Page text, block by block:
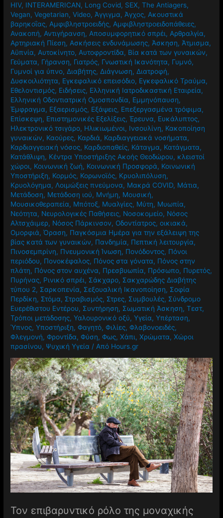
HIV, INTERAMERICAN, Long Covid, SEX,The Antiagers,
Vegan,Vegetarian,Video, Άγγιγμα, Άγχος, Ακουστικά
βαρηκοΐας, Αμφιβληστροειδής, Αμφιβληστροειδοπάθειες,
Ανακοπή, Αντιγήρανση, Αποσυμφορητικό σπρέι, Αρθραλγία,
Αρτηριακή Πίεση, Ασκήσεις ενδυνάμωσης, Άσκηση, Άτμισμα,
Αϋπνία, Αυτοκίνητο, Αυτοφροντίδα, Βία κατά των γυναικών,
Γεύματα, Γήρανση, Γιατρός, Γνωστική Ικανότητα, Γυμνό,
Γυμνοί για ύπνο, Διαβήτης, Διάγνωση, Διατροφή,
Δυσκοιλιότητα, Εγκεφαλικό επεισόδιο, Εγκεφαλικό Τραύμα,
Εθελοντισμός, Ειδήσεις, Ελληνική Ιατροδικαστική Εταιρεία,
Ελληνική Οδοντιατρική Ομοσπονδία, Εμμηνόπαυση,
Έμφραγμα, Εξαερισμός, Εξάψεις, Επεξεργασμένα τρόφιμα,
Επίσκεψη, Επιστημονικές Εξελίξεις,Έρευνα, Ευκάλυπτος,
Ηλεκτρονικό τσιγάρο, Ηλικιωμένοι, Ινσουλίνη, Κακοποίηση
γυναικών, Καούρες, Καρδιά, Καρδιαγγειακά νοσήματα,
Καρδιαγγειακή νόσος, Καρδιοπαθείς, Κάταγμα, Κατάγματα,
Κατάθλιψη, Κέντρα Υποστήριξης Ακοής Θεοδώρου, κλειστοί
χώροι, Κοινωνική ζωή, Κοινωνική Προσφορά, Κοινωνική
Υποστήριξη, Κορμός, Κορωνοϊός, Κρυολιπόλυση,
Κρυολόγημα, Λοιμώξεις πνεύμονα, Μακρά COVID, Μάτια,
Μετάδοση, Μετάδοση ιού, Μνήμη, Μουσική,
Μουσικοθεραπεία, Μπότοξ, Μυαλγίες, Μύτη, Μυωπία,
Νεότητα, Νευρολογικές Παθήσεις, Νοσοκομείο, Νόσος
Αλτσχάιμερ, Νόσος Πάρκινσον, Οδοντίατρος,οικιακά,
Ομορφιά,Όραση, Παγκόσμια Ημέρα για την εξάλειψη της
βίας κατά των γυναικών, Πανδημία, Πεπτική λειτουργία,
Πινοσεμπρίνη, Πνευμονική Ίνωση, Πονόδοντος, Πόνοι
περιόδου, Πονοκέφαλος, Πόνος στα γόνατα, Πόνος στην
πλάτη, Πόνος στον αυχένα, Πρεσβυωπία, Πρόσωπο, Πυρετός,
Πυρήνας, Ρινικό σπρέι, Σάκχαρο, Σακχαρώδης Διαβήτης
τύπου 2, Σαρκοπενία, Σεξουαλική Ικανοποίηση, Σοφία
Περδίκη, Στόμα, Στραβισμός, Στρες, Συμβουλές, Σύνδρομο
Ευερέθιστου Εντέρου, Συντήρηση, Σωματική Άσκηση,Τεστ,
Τρόποι μετάδοσης,Υαλουρονικό οξύ,Υγεία,Υπέρταση,
Ύπνος,Υποστήριξη,Φαγητό,Φιλίες,Φλαβονοειδές,
Φλεγμονή,Φροντίδα,Φύση,Φως,Χάπι,Χρώματα,Χώροι
πρασίνου, Ψυχική Υγεία / Από Hours.gr
Τον επιβαρυντικό ρόλο της μοναχικής